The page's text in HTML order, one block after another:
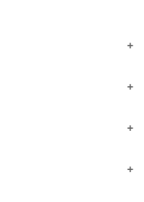
+
+
+
+